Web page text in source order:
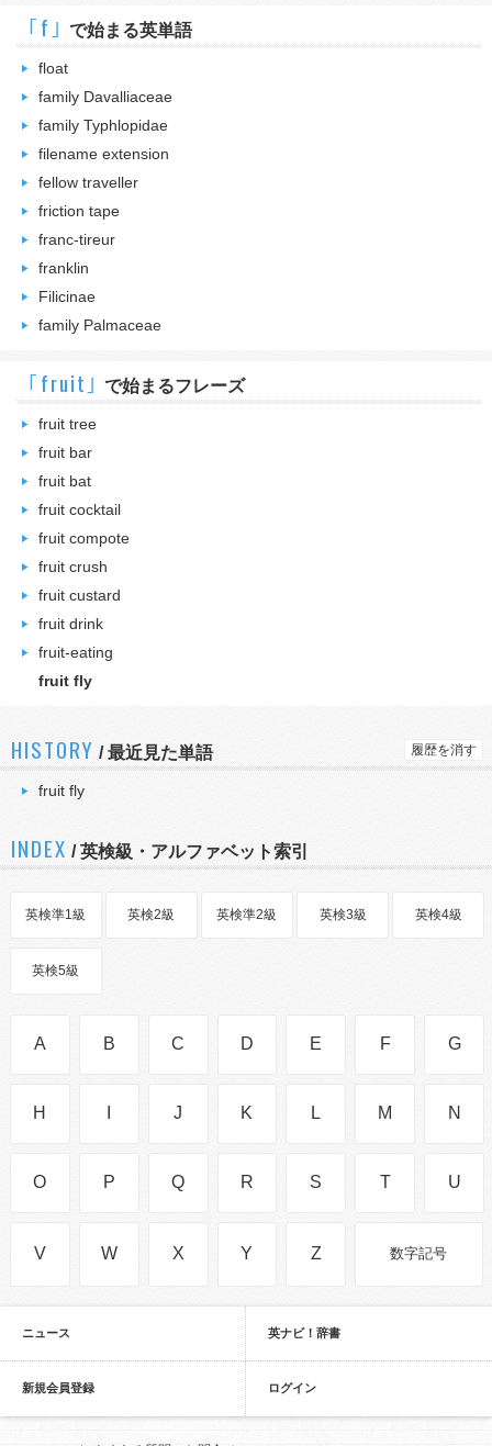
｢f｣ で始まる英単語
float
family Davalliaceae
family Typhlopidae
filename extension
fellow traveller
friction tape
franc-tireur
franklin
Filicinae
family Palmaceae
｢fruit｣ で始まるフレーズ
fruit tree
fruit bar
fruit bat
fruit cocktail
fruit compote
fruit crush
fruit custard
fruit drink
fruit-eating
fruit fly
HISTORY /最近見た単語 履歴を消す
fruit fly
INDEX / 英検級・アルファベット索引
英検準1級 英検2級 英検準2級 英検3級 英検4級
英検5級
A B C D E F G
H J K L M N
O P Q R S T U
V W X Y Z 数字記号
ニュース 英ナビ！辞書
新規会員登録 ログイン